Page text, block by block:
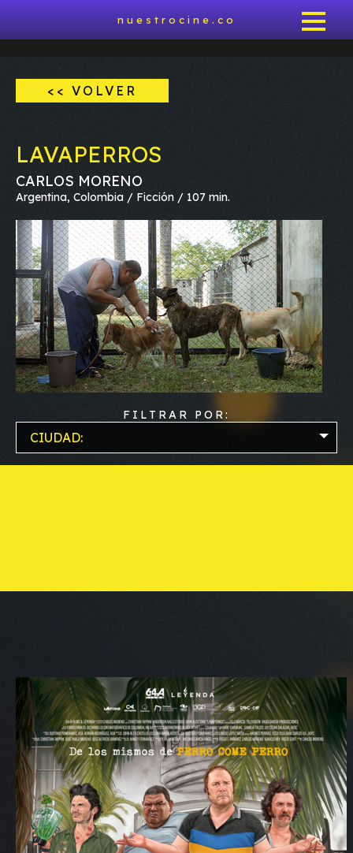
nuestrocine.co
<< VOLVER
LAVAPERROS
CARLOS MORENO
Argentina, Colombia / Ficción / 107 min.
FILTRAR POR:
CIUDAD: